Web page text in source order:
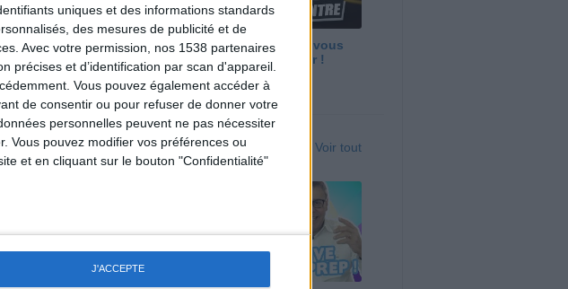
uniques et des informations standards
des mesures de publicité et de
Avec votre permission, nos 1538 partenaires
précises et d’identification par scan d'appareil.
Vous pouvez également accéder à
de consentir ou pour refuser de donner votre
personnelles peuvent ne pas nécessiter
Vous pouvez modifier vos préférences ou
et en cliquant sur le bouton "Confidentialité"
J'ACCEPTE
la perte de poids ?
fais comment ?
Maigrir vite ? Ce que vous
devez vraiment savoir !
Voir tout